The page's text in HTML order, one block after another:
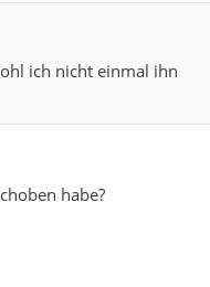
ich nicht einmal ihn
habe?